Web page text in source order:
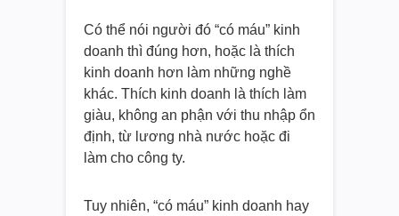
Có thể nói người đó “có máu” kinh
doanh thì đúng hơn, hoặc là thích
kinh doanh hơn làm những nghề
khác. Thích kinh doanh là thích làm
giàu, không an phận với thu nhập ổn
định, từ lương nhà nước hoặc đi
làm cho công ty.
Tuy nhiên, “có máu” kinh doanh hay